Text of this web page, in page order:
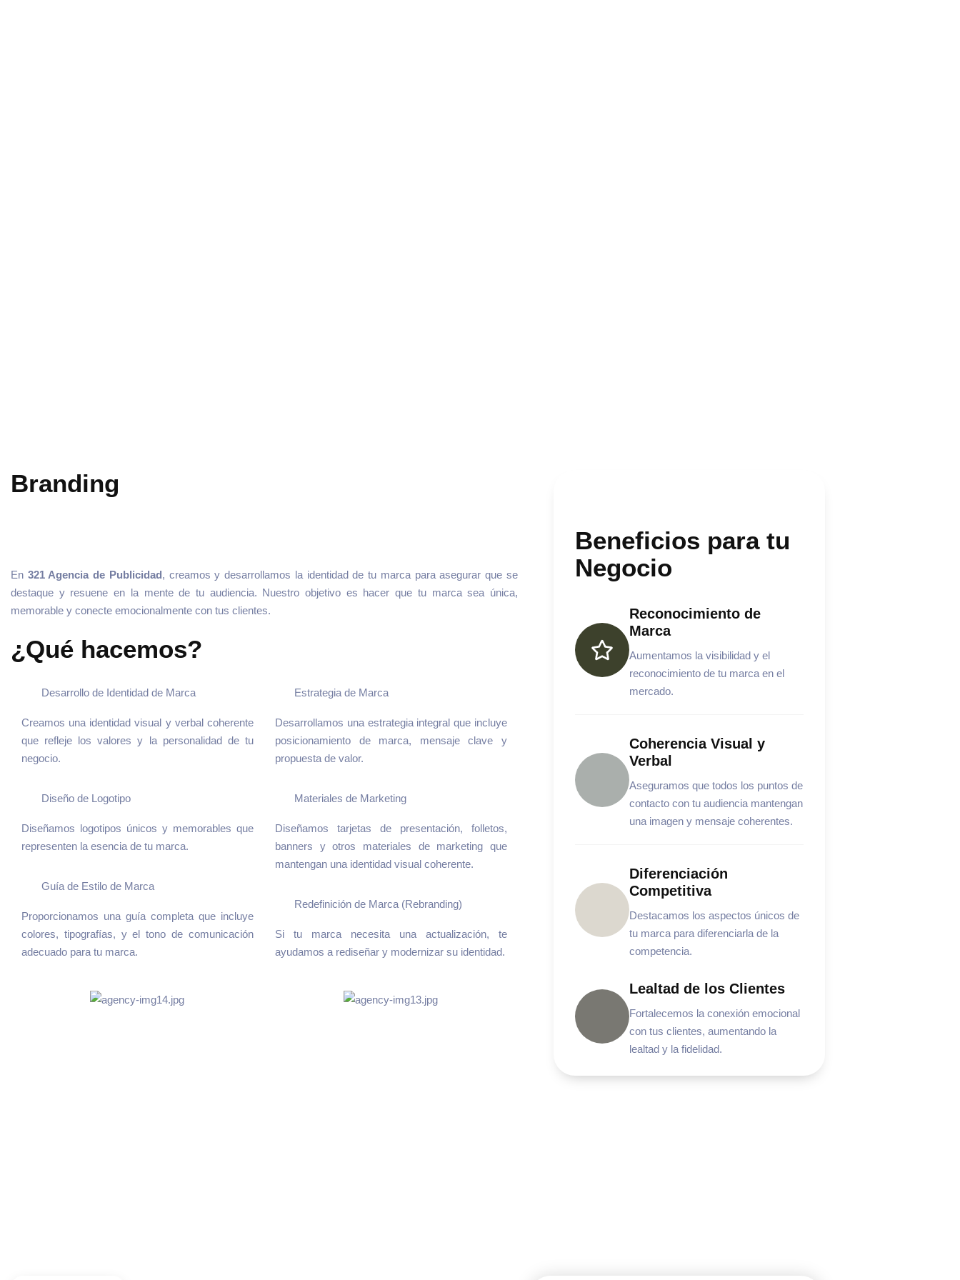
Branding
En 321 Agencia de Publicidad, creamos y desarrollamos la identidad de tu marca para asegurar que se
destaque y resuene en la mente de tu audiencia. Nuestro objetivo es hacer que tu marca sea única,
memorable y conecte emocionalmente con tus clientes.
¿Qué hacemos?
Desarrollo de Identidad de Marca
Creamos una identidad visual y verbal coherente
que refleje los valores y la personalidad de tu
negocio.
Diseño de Logotipo
Diseñamos logotipos únicos y memorables que
representen la esencia de tu marca.
Guía de Estilo de Marca
Proporcionamos una guía completa que incluye
colores, tipografías, y el tono de comunicación
adecuado para tu marca.
Estrategia de Marca
Desarrollamos una estrategia integral que incluye
posicionamiento de marca, mensaje clave y
propuesta de valor.
Materiales de Marketing
Diseñamos tarjetas de presentación, folletos,
banners y otros materiales de marketing que
mantengan una identidad visual coherente.
Redefinición de Marca (Rebranding)
Si tu marca necesita una actualización, te
ayudamos a rediseñar y modernizar su identidad.
Beneficios para tu
Negocio
Reconocimiento de
Marca
Aumentamos la visibilidad y el
reconocimiento de tu marca en el
mercado.
Coherencia Visual y
Verbal
Aseguramos que todos los puntos de
contacto con tu audiencia mantengan
una imagen y mensaje coherentes.
Diferenciación
Competitiva
Destacamos los aspectos únicos de
tu marca para diferenciarla de la
competencia.
Lealtad de los Clientes
Fortalecemos la conexión emocional
con tus clientes, aumentando la
lealtad y la fidelidad.